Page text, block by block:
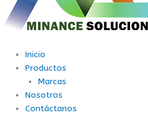
Inicio
Productos
Marcas
Nosotros
Contáctanos